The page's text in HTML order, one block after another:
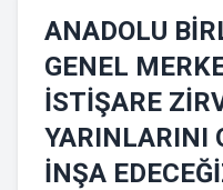
ANADOLU
GENEL
İSTİŞARE
YARINLARINI
İNŞA